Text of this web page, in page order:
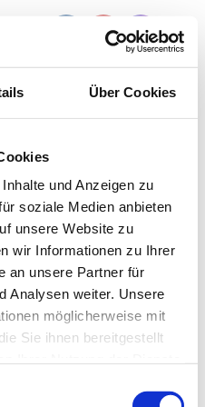
Über Cookies
und Anzeigen zu
soziale Medien anbieten
unsere Website zu
wir Informationen zu Ihrer
an unsere Partner für
Analysen weiter. Unsere
möglicherweise mit
Sie ihnen bereitgestellt
Seite
Seite